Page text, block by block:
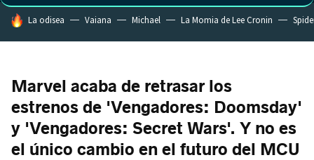
HOY SE HABLA DE
La odisea Vaiana Michael La Momia de Lee Cronin
Marvel acaba de retrasar los
estrenos de 'Vengadores: Doomsday'
y 'Vengadores: Secret Wars'. Y no es
el único cambio en el futuro del MCU